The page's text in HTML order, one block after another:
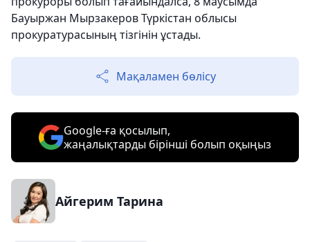
Бауыржан Мырзакеров Түркістан облысы
прокуратурасының тізгінін ұстады.
Мақаламен бөлісу
Google-ға қосылып,
жаңалықтарды бірінші болып оқыңыз
Айгерим Тарина